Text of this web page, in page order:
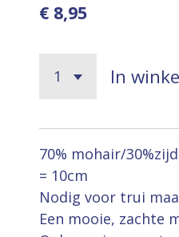
€ 8,95
In
70% mohair/
= 10cm
Nodig voor trui
Een mooie, zachte